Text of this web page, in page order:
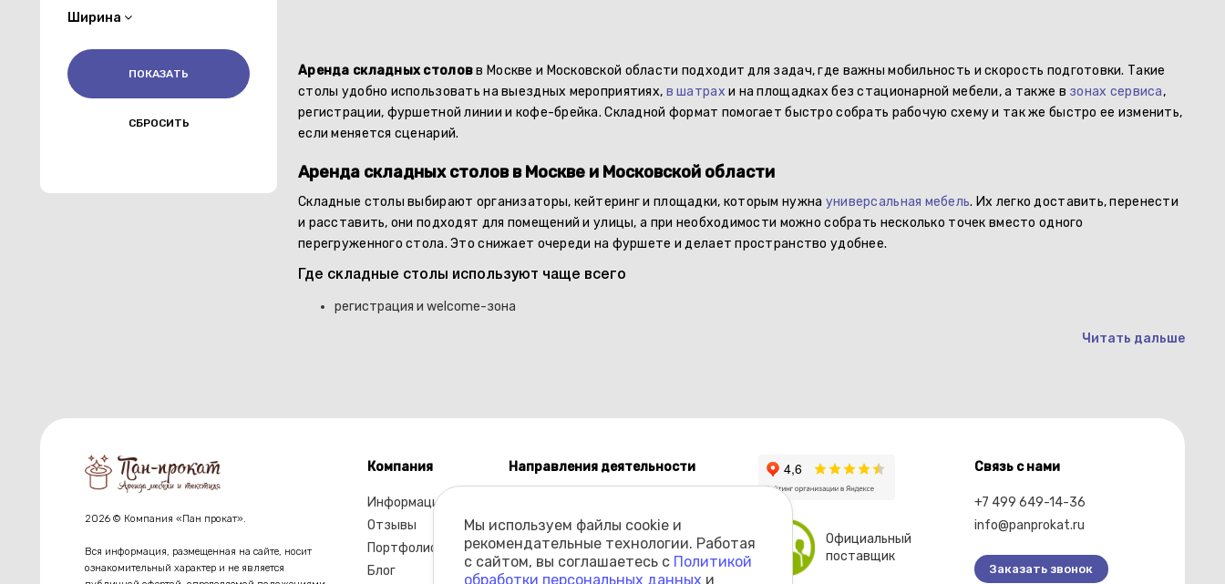
Ширина
Аренда складных столовв Москве и Московской области подходит для задач, где важны мобильность и скорость подготовки. Такие
столы удобно использовать на выездных мероприятиях, в шатрах и на площадках без стационарной мебели, а также в зонах сервиса,
регистрации, фуршетной линии и кофе-брейка. Складной формат помогает быстро собрать рабочую схему и так же быстро ее изменить,
если меняется сценарий.
Аренда складных столов в Москве и Московской области
Складные столы выбирают организаторы, кейтеринг и площадки, которым нужна универсальная мебель. Их легко доставить, перенести
и расставить, они подходят для помещений и улицы, а при необходимости можно собрать несколько точек вместо одного
перегруженного стола. Это снижает очереди на фуршете и делает пространство удобнее.
Где складные столы используют чаще всего
регистрация и welcome-зона
Читать дальше
2026 © Компания «Пан прокат».
Вся информация, размещенная на сайте, носит
ознакомительный характер и не является
Компания
Информация
Отзывы
Портфолио
Блог
Направления деятельности
Официальный
поставщик
Связь с нами
+7 499 649-14-36
info@panprokat.ru
Заказать звонок
Мы используем файлы cookie и
рекомендательные технологии. Работая
с сайтом, вы соглашаетесь с Политикой
обработки персональных данных и